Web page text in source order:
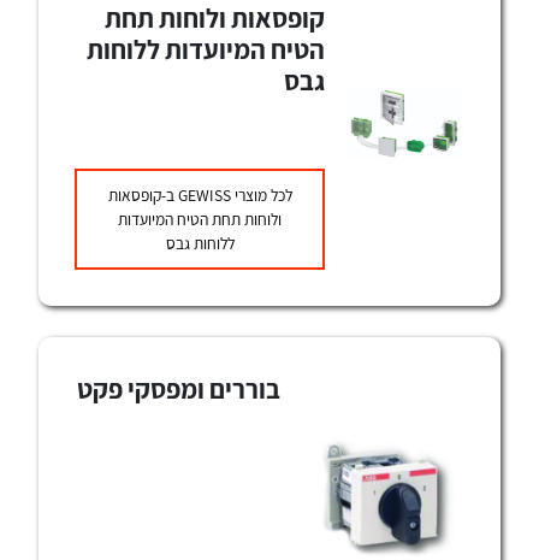
לכל מוצרי היצרן
לכל מוצרי היצרן
קופסאות ולוחות תחת
הטיח המיועדות ללוחות
גבס
לכל מוצריGEWISSב-קופסאות
ולוחות תחת הטיח המיועדות
ללוחות גבס
בוררים ומפסקי פקט